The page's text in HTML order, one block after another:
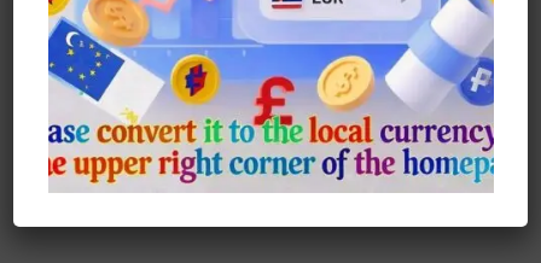
F
A
C
E
B
O
T
W
It
Te
R
E
M
Ai
L
W
H
A
Ts
A
P
Li
N
E
M
E
S
S
E
N
P
In
Te
R
E
St
W
E
C
H
A
T
S
H
A
R
E